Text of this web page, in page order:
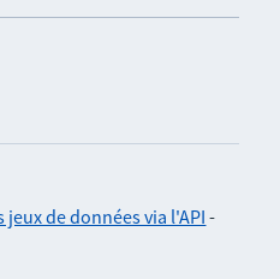
jeux de données via l'API -